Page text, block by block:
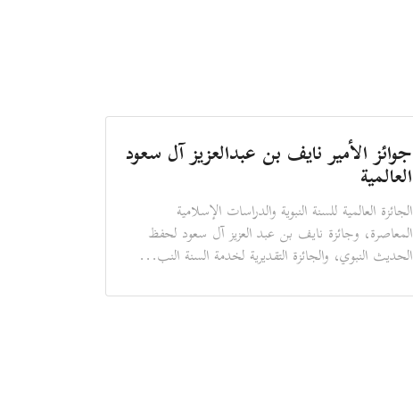
جوائز الأمير نايف بن عبدالعزيز آل سعود
العالمية
الجائزة العالمية للسنة النبوية والدراسات الإسلامية
المعاصرة، وجائزة نايف بن عبد العزيز آل سعود لحفظ
الحديث النبوي، والجائزة التقديرية لخدمة السنة النب...